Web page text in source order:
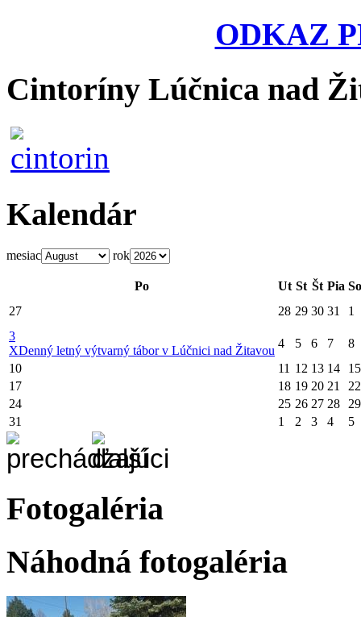
ODKAZ
Cintoríny Lúčnica nad
Kalendár
mesiac rok
Po Ut St Št Pia So
27
28 29 30 31
1
3
XDenný letný výtvarný tábor v Lúčnici nad Žitavou
4 5 6 7
8
10
11 12 13 14
15
17
18 19 20 21
22
24
25 26 27 28
29
31
1 2 3 4 5
Fotogaléria
Náhodná fotogaléria